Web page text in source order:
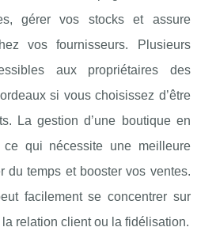
gérer vos stocks et assure
vos fournisseurs. Plusieurs
aux propriétaires des
si vous choisissez d’être
La gestion d’une boutique en
ce qui nécessite une meilleure
du temps et booster vos ventes.
facilement se concentrer sur
la relation client ou la fidélisation.